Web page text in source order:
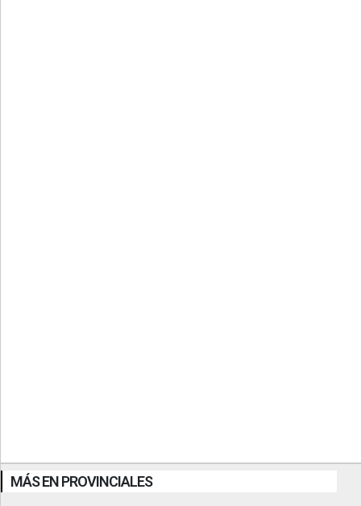
MÁS EN PROVINCIALES